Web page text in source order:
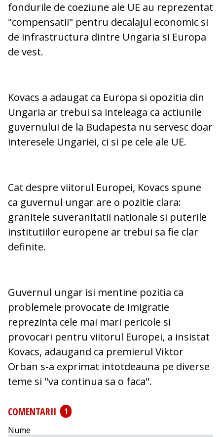
fondurile de coeziune ale UE au reprezentat
"compensatii" pentru decalajul economic si
de infrastructura dintre Ungaria si Europa
de vest.
Kovacs a adaugat ca Europa si opozitia din
Ungaria ar trebui sa inteleaga ca actiunile
guvernului de la Budapesta nu servesc doar
interesele Ungariei, ci si pe cele ale UE.
Cat despre viitorul Europei, Kovacs spune
ca guvernul ungar are o pozitie clara:
granitele suveranitatii nationale si puterile
institutiilor europene ar trebui sa fie clar
definite.
Guvernul ungar isi mentine pozitia ca
problemele provocate de imigratie
reprezinta cele mai mari pericole si
provocari pentru viitorul Europei, a insistat
Kovacs, adaugand ca premierul Viktor
Orban s-a exprimat intotdeauna pe diverse
teme si "va continua sa o faca".
COMENTARII
1
Nume